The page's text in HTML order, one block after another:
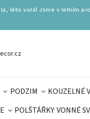
léto volá! Jsme v letním
PODZIM KOUZELNÉ
POLŠTÁŘKY VONNÉ